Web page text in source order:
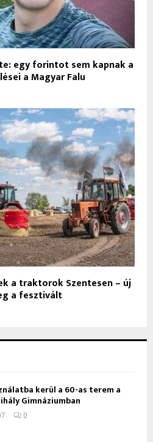
egy forintot sem kapnak a
a Magyar Falu
a traktorok Szentesen – új
a fesztivált
kerül a 60-as terem a
Gimnáziumban
0